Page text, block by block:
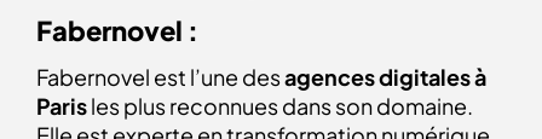
Fabernovel :
Fabernovel est l’une desagences digitales à
Parisles plus reconnues dans son domaine.